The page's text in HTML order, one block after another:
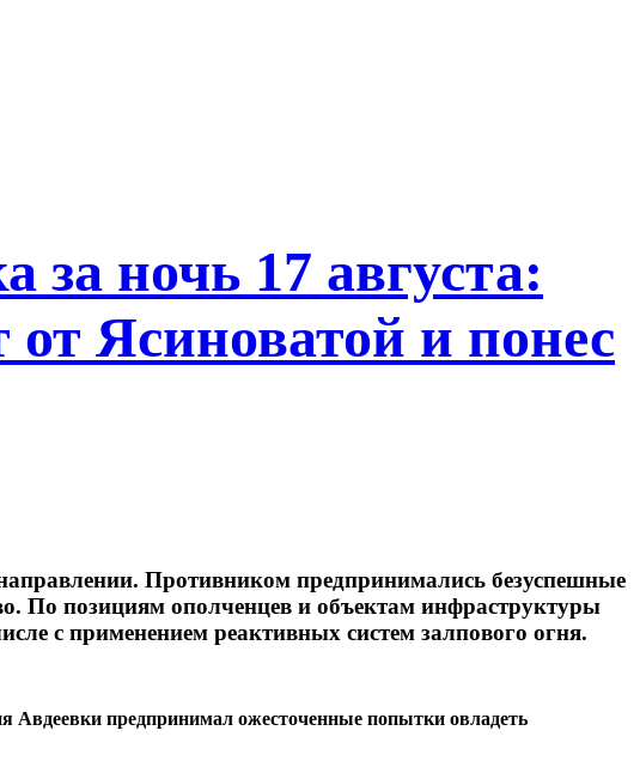
ночь 17 августа:
Ясиноватой и понес
Противником предпринимались безуспешные
По позициям ополченцев и объектам инфраструктуры
с применением реактивных систем залпового огня.
Авдеевки предпринимал ожесточенные попытки овладеть